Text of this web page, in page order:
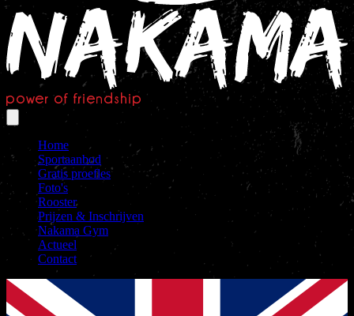
Home
Sportaanbod
Gratis proefles
Foto's
Rooster
Prijzen & Inschrijven
Nakama Gym
Actueel
Contact